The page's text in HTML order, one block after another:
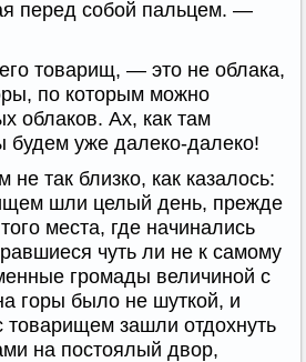
перед собой пальцем. —
товарищ, — это не облака,
по которым можно
облаков. Ах, как там
будем уже далеко-далеко!
так близко, как казалось:
шли целый день, прежде
места, где начинались
чуть ли не к самому
громады величиной с
горы было не шуткой, и
товарищем зашли отдохнуть
на постоялый двор,